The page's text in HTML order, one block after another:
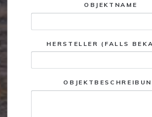
OBJEKTNAME
HERSTELLER (FALLS